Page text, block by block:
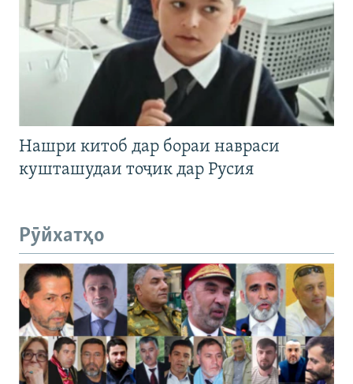
Нашри китоб дар бораи навраси
кушташудаи тоҷик дар Русия
Рӯйхатҳо